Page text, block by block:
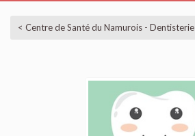
< Centre de Santé du Namurois - Dentisterie